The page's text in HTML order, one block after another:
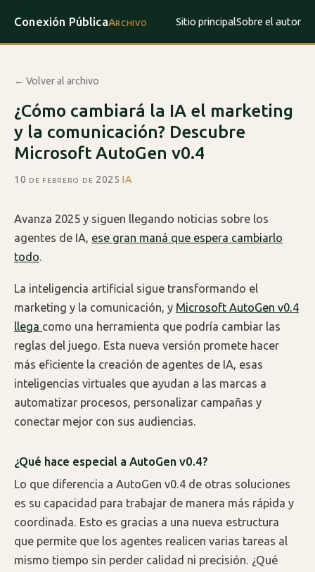
Conexión PúblicaArchivo Sitio principalSobre el autor
← Volver al archivo
¿Cómo cambiará la IA el marketing
y la comunicación? Descubre
Microsoft AutoGen v0.4
10 de febrero de 2025·IA
Avanza 2025 y siguen llegando noticias sobre los
agentes de IA, ese gran maná que espera cambiarlo
todo.
La inteligencia artificial sigue transformando el
marketing y la comunicación, y Microsoft AutoGen v0.4
llega como una herramienta que podría cambiar las
reglas del juego. Esta nueva versión promete hacer
más eficiente la creación de agentes de IA, esas
inteligencias virtuales que ayudan a las marcas a
automatizar procesos, personalizar campañas y
conectar mejor con sus audiencias.
¿Qué hace especial a AutoGen v0.4?
Lo que diferencia a AutoGen v0.4 de otras soluciones
es su capacidad para trabajar de manera más rápida y
coordinada. Esto es gracias a una nueva estructura
que permite que los agentes realicen varias tareas al
mismo tiempo sin perder calidad ni precisión. ¿Qué